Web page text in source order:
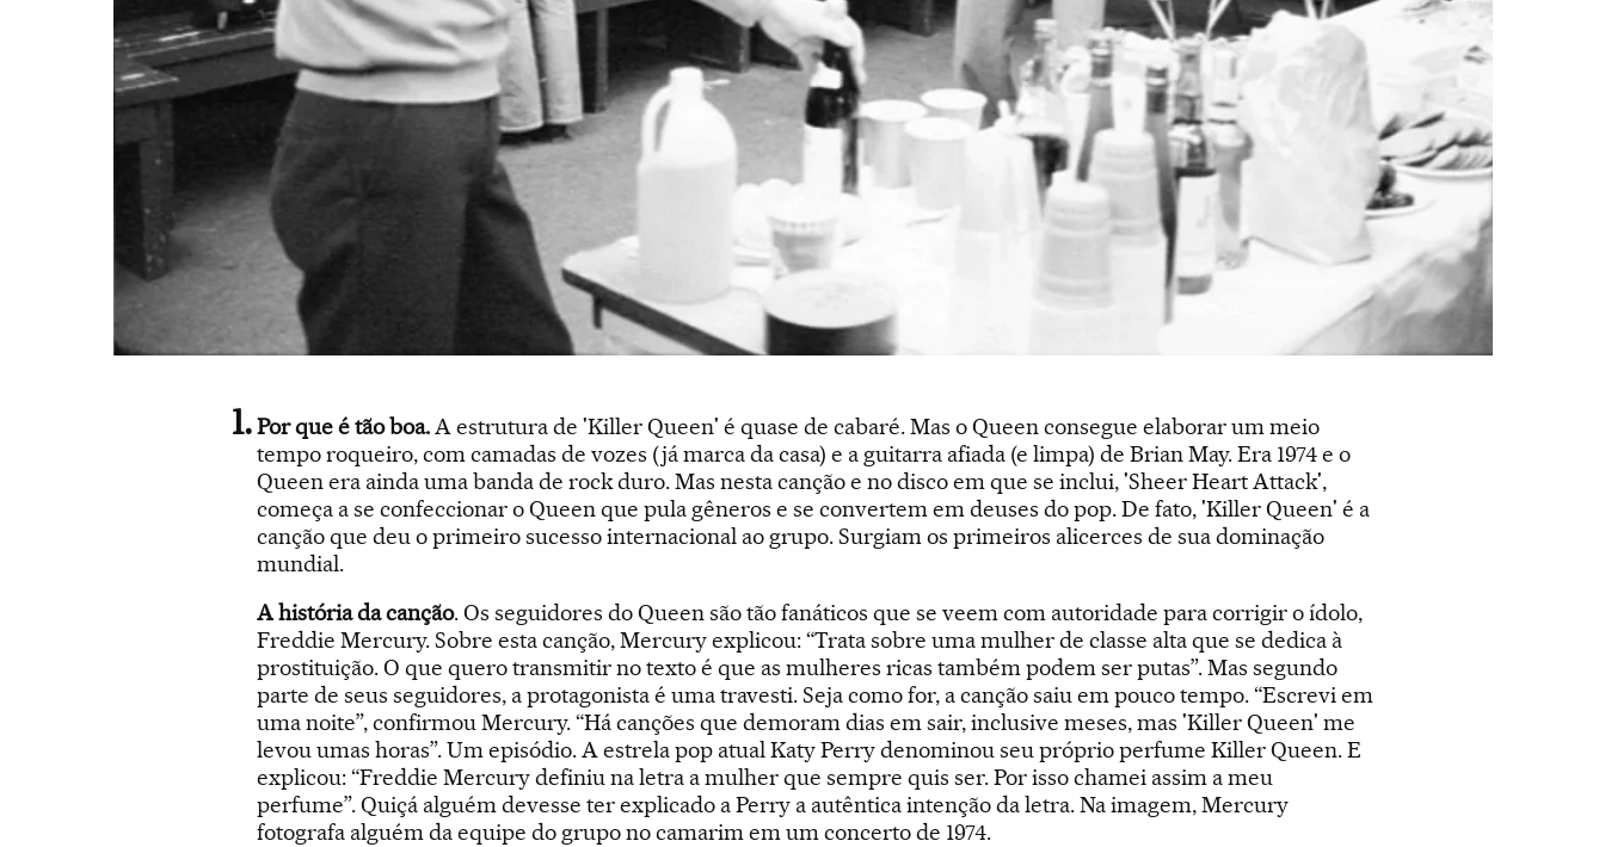
Por que é tão boa.A estrutura de 'Killer Queen' é quase de cabaré. Mas o Queen consegue elaborar um meio
tempo roqueiro, com camadas de vozes (já marca da casa) e a guitarra afiada (e limpa) de Brian May. Era 1974 e o
Queen era ainda uma banda de rock duro. Mas nesta canção e no disco em que se inclui, 'Sheer Heart Attack',
começa a se confeccionar o Queen que pula gêneros e se convertem em deuses do pop. De fato, 'Killer Queen' é a
canção que deu o primeiro sucesso internacional ao grupo. Surgiam os primeiros alicerces de sua dominação
mundial.
A história da canção. Os seguidores do Queen são tão fanáticos que se veem com autoridade para corrigir o ídolo,
Freddie Mercury. Sobre esta canção, Mercury explicou: “Trata sobre uma mulher de classe alta que se dedica à
prostituição. O que quero transmitir no texto é que as mulheres ricas também podem ser putas”. Mas segundo
parte de seus seguidores, a protagonista é uma travesti. Seja como for, a canção saiu em pouco tempo. “Escrevi em
uma noite”, confirmou Mercury. “Há canções que demoram dias em sair, inclusive meses, mas 'Killer Queen' me
levou umas horas”. Um episódio. A estrela pop atual Katy Perry denominou seu próprio perfume Killer Queen. E
explicou: “Freddie Mercury definiu na letra a mulher que sempre quis ser. Por isso chamei assim a meu
perfume”. Quiçá alguém devesse ter explicado a Perry a autêntica intenção da letra. Na imagem, Mercury
fotografa alguém da equipe do grupo no camarim em um concerto de 1974.